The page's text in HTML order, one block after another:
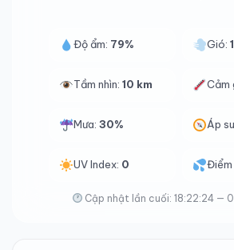
Độ ẩm: 79% Gió:
Tầm nhìn: 10 km Cảm
Mưa: 30% Áp
UV Index: 0 Điểm
Cập nhật lần cuối: 18:22:24 —